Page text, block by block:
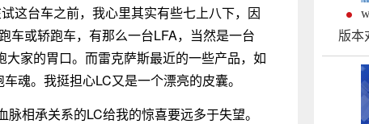
这台车之前，我心里其实有些七上八下，因
车或轿跑车，有那么一台LFA，当然是一台
家的胃口。而雷克萨斯最近的一些产品，如
魂。我挺担心LC又是一个漂亮的皮囊。
相承关系的LC给我的惊喜要远多于失望。
版本